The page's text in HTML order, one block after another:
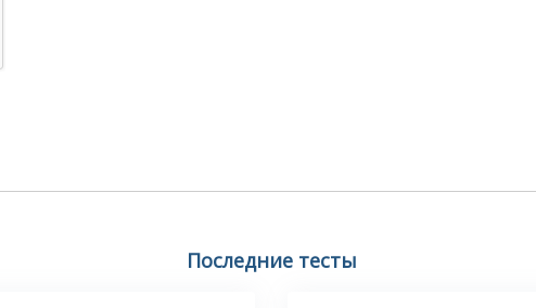
Последние тесты